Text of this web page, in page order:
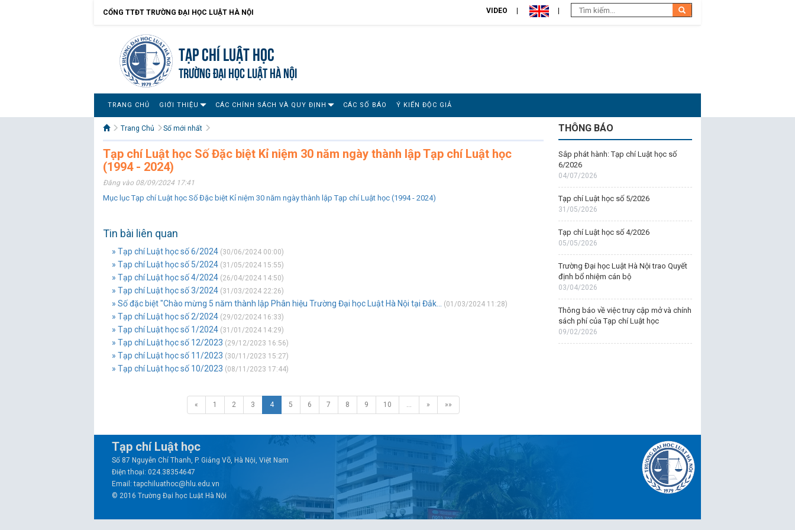
CỔNG TTĐT TRƯỜNG ĐẠI HỌC LUẬT HÀ NỘI VIDEO
Tạp chí Luật học
TRƯỜNG ĐẠI HỌC LUẬT HÀ NỘI
TRANG CHỦ GIỚI THIỆU CÁC CHÍNH SÁCH VÀ QUY ĐỊNH CÁC SỐ BÁO Ý KIẾN ĐỘC GIẢ
Trang Chủ Số mới nhất
Tạp chí Luật học Số Đặc biệt Kỉ niệm 30 năm ngày thành lập Tạp chí Luật học
(1994 - 2024)
Đăng vào 08/09/2024 17:41
Mục lục Tạp chí Luật học Số Đặc biệt Kỉ niệm 30 năm ngày thành lập Tạp chí Luật học (1994 - 2024)
Tin bài liên quan
» Tạp chí Luật học số 6/2024 (30/06/2024 00:00)
» Tạp chí Luật học số 5/2024 (31/05/2024 15:55)
» Tạp chí Luật học số 4/2024 (26/04/2024 14:50)
» Tạp chí Luật học số 3/2024 (31/03/2024 22:26)
» Số đặc biệt "Chào mừng 5 năm thành lập Phân hiệu Trường Đại học Luật Hà Nội tại Đắk... (01/03/2024 11:28)
» Tạp chí Luật học số 2/2024 (29/02/2024 16:33)
» Tạp chí Luật học số 1/2024 (31/01/2024 14:29)
» Tạp chí Luật học số 12/2023 (29/12/2023 16:56)
» Tạp chí Luật học số 11/2023 (30/11/2023 15:27)
» Tạp chí Luật học số 10/2023 (08/11/2023 17:44)
« 1 2 3 4 5 6 7 8 9 10 … » »»
THÔNG BÁO
Sắp phát hành: Tạp chí Luật học số
6/2026
04/07/2026
Tạp chí Luật học số 5/2026
31/05/2026
Tạp chí Luật học số 4/2026
05/05/2026
Trường Đại học Luật Hà Nội trao Quyết
định bổ nhiệm cán bộ
03/04/2026
Thông báo về việc truy cập mở và chính
sách phí của Tạp chí Luật học
09/02/2026
Tạp chí Luật học
Số 87 Nguyễn Chí Thanh, P. Giảng Võ, Hà Nội, Việt Nam
Điện thoại: 024.38354647
Email: tapchiluathoc@hlu.edu.vn
© 2016 Trường Đại học Luật Hà Nội